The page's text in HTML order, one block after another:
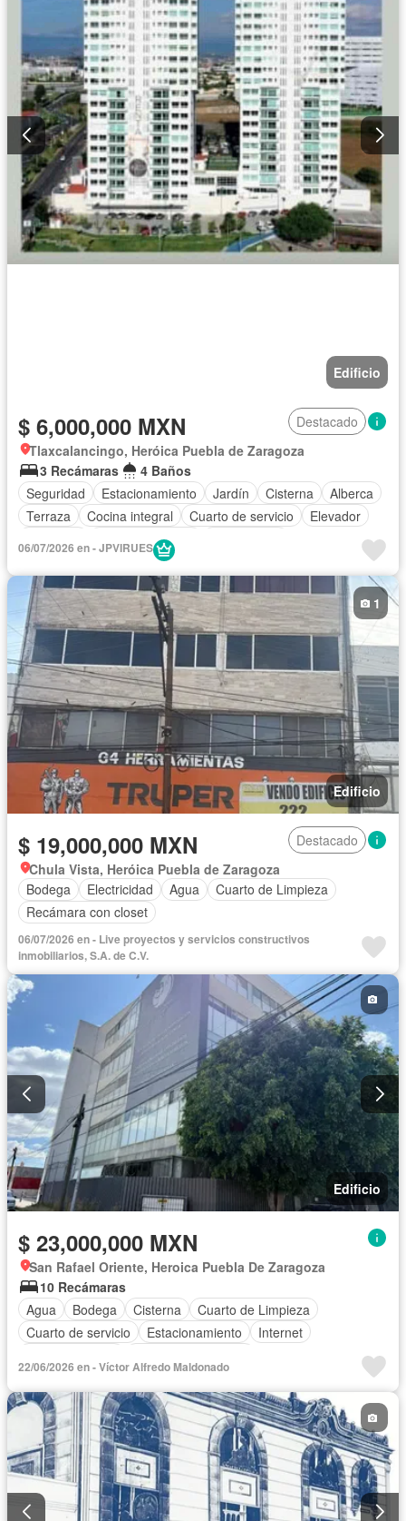
Edificio
$ 6,000,000 MXN
Destacado
Tlaxcalancingo, Heróica Puebla de Zaragoza
3 Recámaras
4 Baños
Seguridad
Estacionamiento Jardín Cisterna
Alberca
Terraza
Cocina integral Cuarto de servicio
Elevador
Cocina equipada
Internet
Circuito cerrado de televisión
Jacuzzi
Cuarto de Limpieza
Gas natural
Televisión por cable
Vista panorámica
Recámara con closet
Caseta de vigilancia
06/07/2026 en - JPVIRUES
Edificio
1
$ 19,000,000 MXN
Destacado
Chula Vista, Heróica Puebla de Zaragoza
Bodega
Electricidad Agua
Cuarto de Limpieza
Recámara con closet
06/07/2026 en - Live proyectos y servicios constructivos
inmobiliarios, S.A. de C.V.
Edificio
$ 23,000,000 MXN
San Rafael Oriente, Heroica Puebla De Zaragoza
10 Recámaras
Agua
Bodega Cisterna
Cuarto de Limpieza
Cuarto de servicio
Estacionamiento
Internet
22/06/2026 en - Víctor Alfredo Maldonado